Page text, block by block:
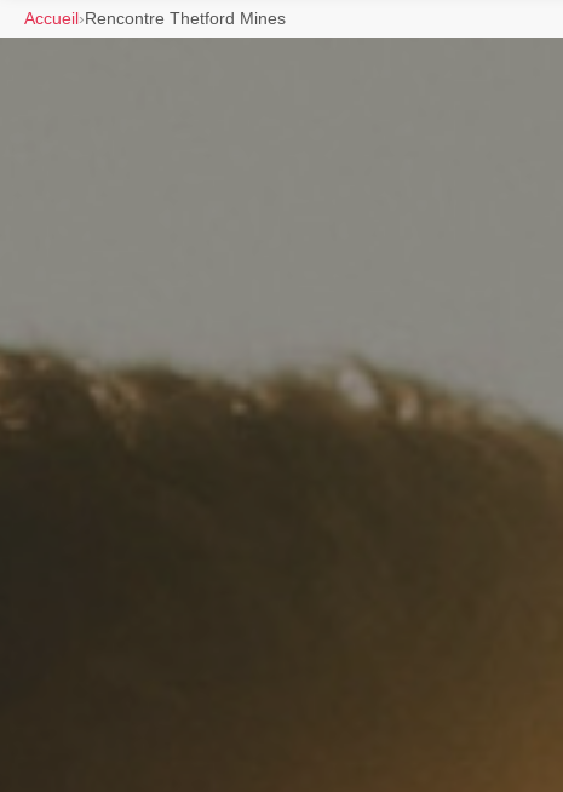
Accueil › Rencontre Thetford Mines